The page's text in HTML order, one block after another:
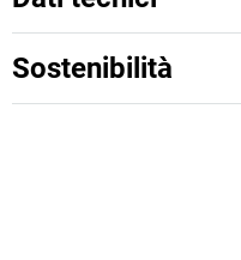
Sostenibilità